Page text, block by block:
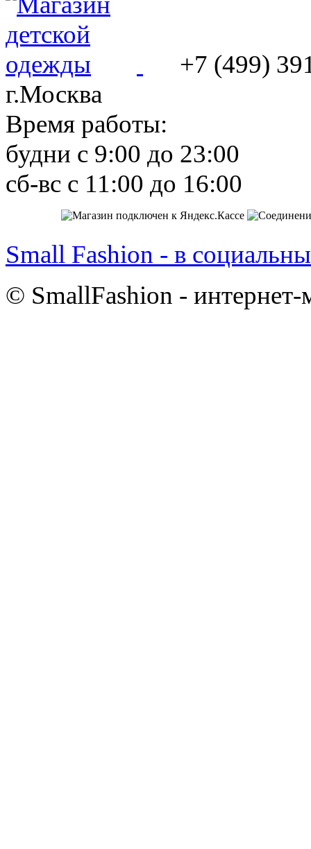
+7 (499)
г.Москва
Время работы:
будни с 9:00 до 23:00
сб-вс с 11:00 до 16:00
Small Fashion - в
© SmallFashion -